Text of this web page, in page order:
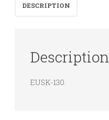
DESCRIPTION
Description
EUSK-130.